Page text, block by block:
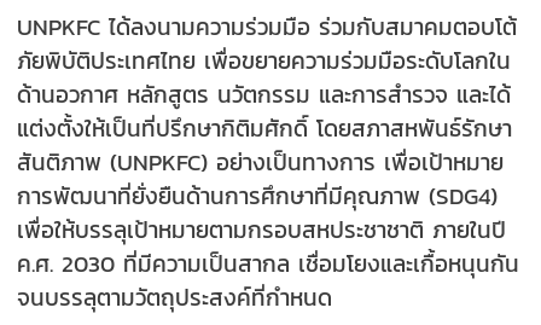
UNPKFC ได้ลงนามความร่วมมือ ร่วมกับสมาคมตอบโต้
ภัยพิบัติประเทศไทย เพื่อขยายความร่วมมือระดับโลกใน
ด้านอวกาศ หลักสูตร นวัตกรรม และการสำรวจ และได้
แต่งตั้งให้เป็นที่ปรึกษากิติมศักดิ์ โดยสภาสหพันธ์รักษา
สันติภาพ (UNPKFC) อย่างเป็นทางการ เพื่อเป้าหมาย
การพัฒนาที่ยั่งยืนด้านการศึกษาที่มีคุณภาพ (SDG4)
เพื่อให้บรรลุเป้าหมายตามกรอบสหประชาชาติ ภายในปี
ค.ศ. 2030 ที่มีความเป็นสากล เชื่อมโยงและเกื้อหนุนกัน
จนบรรลุตามวัตถุประสงค์ที่กำหนด